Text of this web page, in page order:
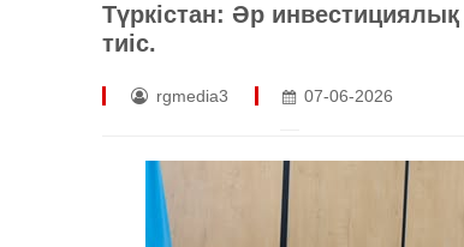
Түркістан: Әр
тиіс.
rgmedia3 07-06-2026